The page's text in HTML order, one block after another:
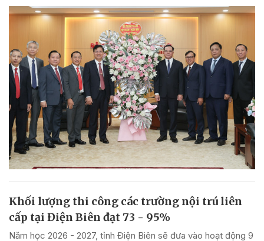
Khối lượng thi công các trường nội trú liên
cấp tại Điện Biên đạt 73 - 95%
Năm học 2026 - 2027, tỉnh Điện Biên sẽ đưa vào hoạt động 9